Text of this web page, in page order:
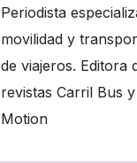
Periodista
movilidad y
de viajeros. Editora
revistas Carril Bus
Motion